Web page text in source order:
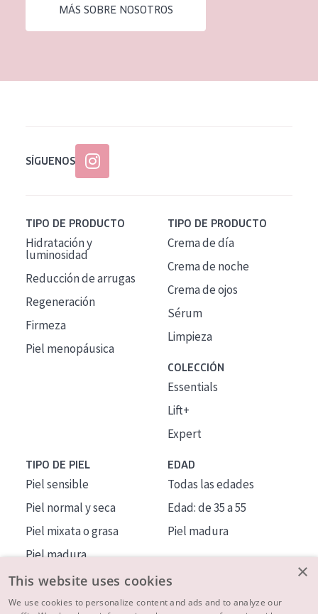
MÁS SOBRE NOSOTROS
SÍGUENOS
TIPO DE PRODUCTO
Hidratación y
luminosidad
Reducción de arrugas
Regeneración
Firmeza
Piel menopáusica
TIPO DE PRODUCTO
Crema de día
Crema de noche
Crema de ojos
Sérum
Limpieza
COLECCIÓN
Essentials
Lift+
Expert
TIPO DE PIEL
Piel sensible
Piel normal y seca
Piel mixata o grasa
Piel madura
Piel expuesta al sol
Piel menopáusica
EDAD
Todas las edades
Edad: de 35 a 55
Piel madura
×
This website uses cookies
We use cookies to personalize content and ads and to analyze our